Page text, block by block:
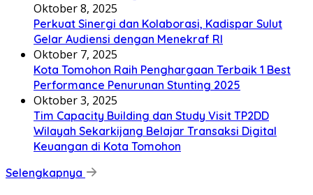
Oktober 8, 2025
Perkuat Sinergi dan Kolaborasi, Kadispar Sulut
Gelar Audiensi dengan Menekraf RI
Oktober 7, 2025
Kota Tomohon Raih Penghargaan Terbaik 1 Best
Performance Penurunan Stunting 2025
Oktober 3, 2025
Tim Capacity Building dan Study Visit TP2DD
Wilayah Sekarkijang Belajar Transaksi Digital
Keuangan di Kota Tomohon
Selengkapnya